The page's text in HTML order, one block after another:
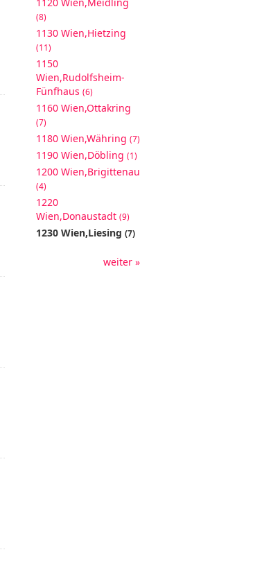
(8)
1130 Wien,Hietzing
(11)
1150
Wien,Rudolfsheim-
Fünfhaus (6)
1160 Wien,Ottakring
(7)
1180 Wien,Währing (7)
1190 Wien,Döbling (1)
1200 Wien,Brigittenau
(4)
1220
Wien,Donaustadt (9)
1230 Wien,Liesing (7)
weiter »